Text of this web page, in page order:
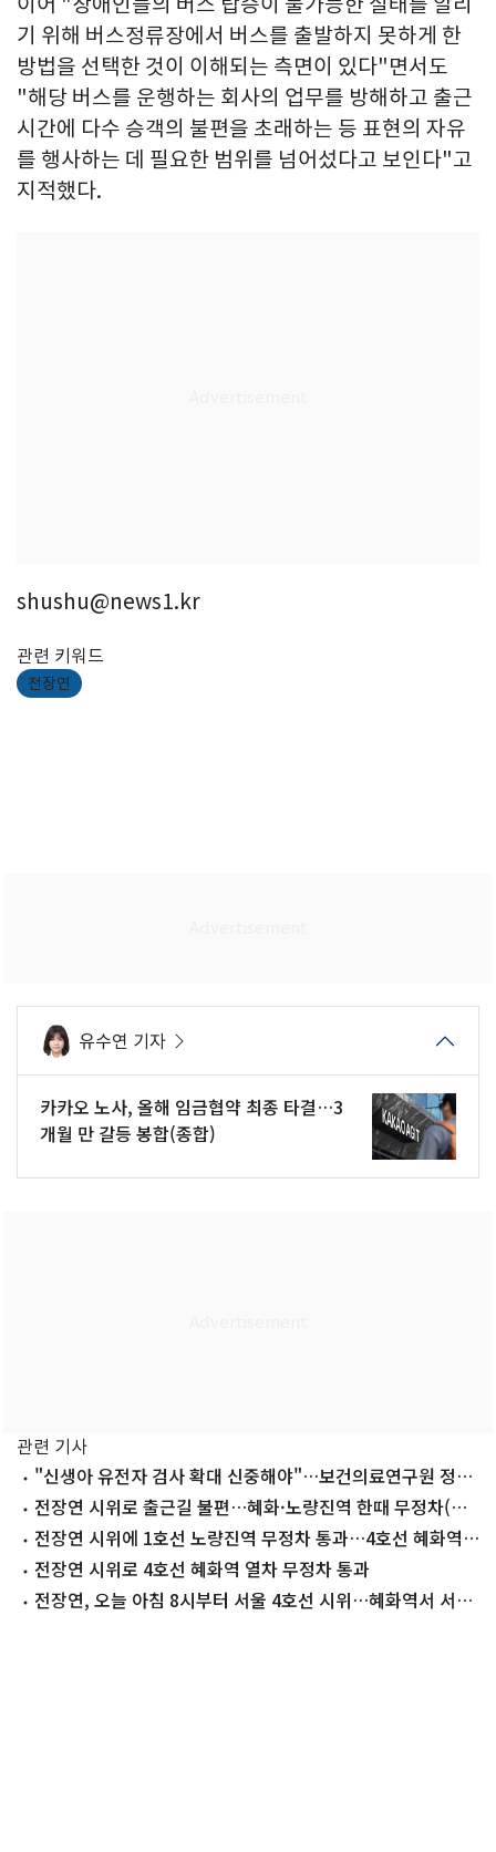
기 위해 버스정류장에서 버스를 출발하지 못하게 한
방법을 선택한 것이 이해되는 측면이 있다"면서도
"해당 버스를 운행하는 회사의 업무를 방해하고 출근
시간에 다수 승객의 불편을 초래하는 등 표현의 자유
를 행사하는 데 필요한 범위를 넘어섰다고 보인다"고
지적했다.
shushu@news1.kr
관련 키워드
전장연
유수연 기자
카카오 노사, 올해 임금협약 최종 타결…3
개월 만 갈등 봉합(종합)
관련 기사
"신생아 유전자 검사 확대 신중해야"…보건의료연구원 정책
논의전장연 시위로 출근길 불편…혜화·노량진역 한때 무정차(종
합)전장연 시위에 1호선 노량진역 무정차 통과…4호선 혜화역은
정상 운행
전장연 시위로 4호선 혜화역 열차 무정차 통과
전장연, 오늘 아침 8시부터 서울 4호선 시위…혜화역서 서울